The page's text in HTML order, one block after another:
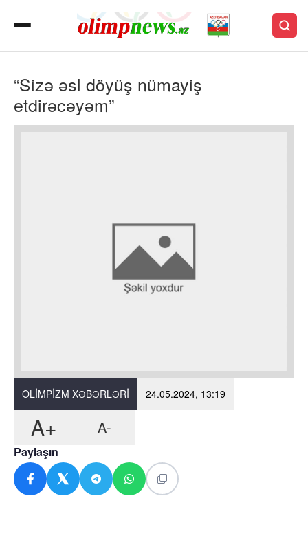
“Sizə əsl döyüş nümayiş
etdirəcəyəm”
OLIMPIZM XƏBƏRLƏRI 24.05.2024, 13:19
A+ A-
Paylaşın